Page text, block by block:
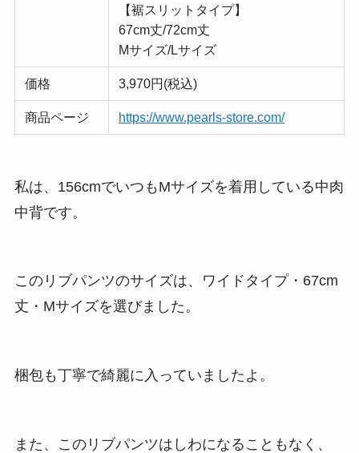
【裾スリットタイプ】
67cm丈/72cm丈
Mサイズ/Lサイズ
価格 3,970円(税込)
商品ページ https://www.pearls-store.com/
私は、156cmでいつもMサイズを着用している中肉
中背です。
このリブパンツのサイズは、ワイドタイプ・67cm
丈・Mサイズを選びました。
梱包も丁寧で綺麗に入っていましたよ。
また、このリブパンツはしわになることもなく、